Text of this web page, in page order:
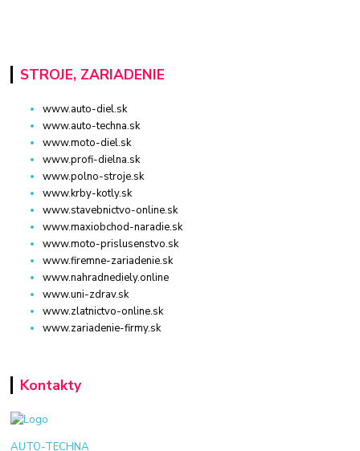
STROJE, ZARIADENIE
www.auto-diel.sk
www.auto-techna.sk
www.moto-diel.sk
www.profi-dielna.sk
www.polno-stroje.sk
www.krby-kotly.sk
www.stavebnictvo-online.sk
www.maxiobchod-naradie.sk
www.moto-prislusenstvo.sk
www.firemne-zariadenie.sk
www.nahradnediely.online
www.uni-zdrav.sk
www.zlatnictvo-online.sk
www.zariadenie-firmy.sk
Kontakty
AUTO-TECHNA